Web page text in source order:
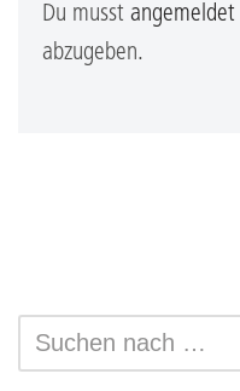
Du musst angemeldet
abzugeben.